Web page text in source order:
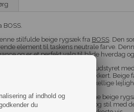
af indhold og
du
BOSS.
stilfulde beige rygsæk fra BOSS. Den
element til taskens neutrale farve.
og er et perfekt valg til både hverdag
det lille udvendige rum, begge udstyret
sikrer, at dine ejendele holdes sikkert. Beige
gør rygsækken perfekt til forskellige
kvalitet og design er denne beige
dig klar til at rejse med lethed og stil med